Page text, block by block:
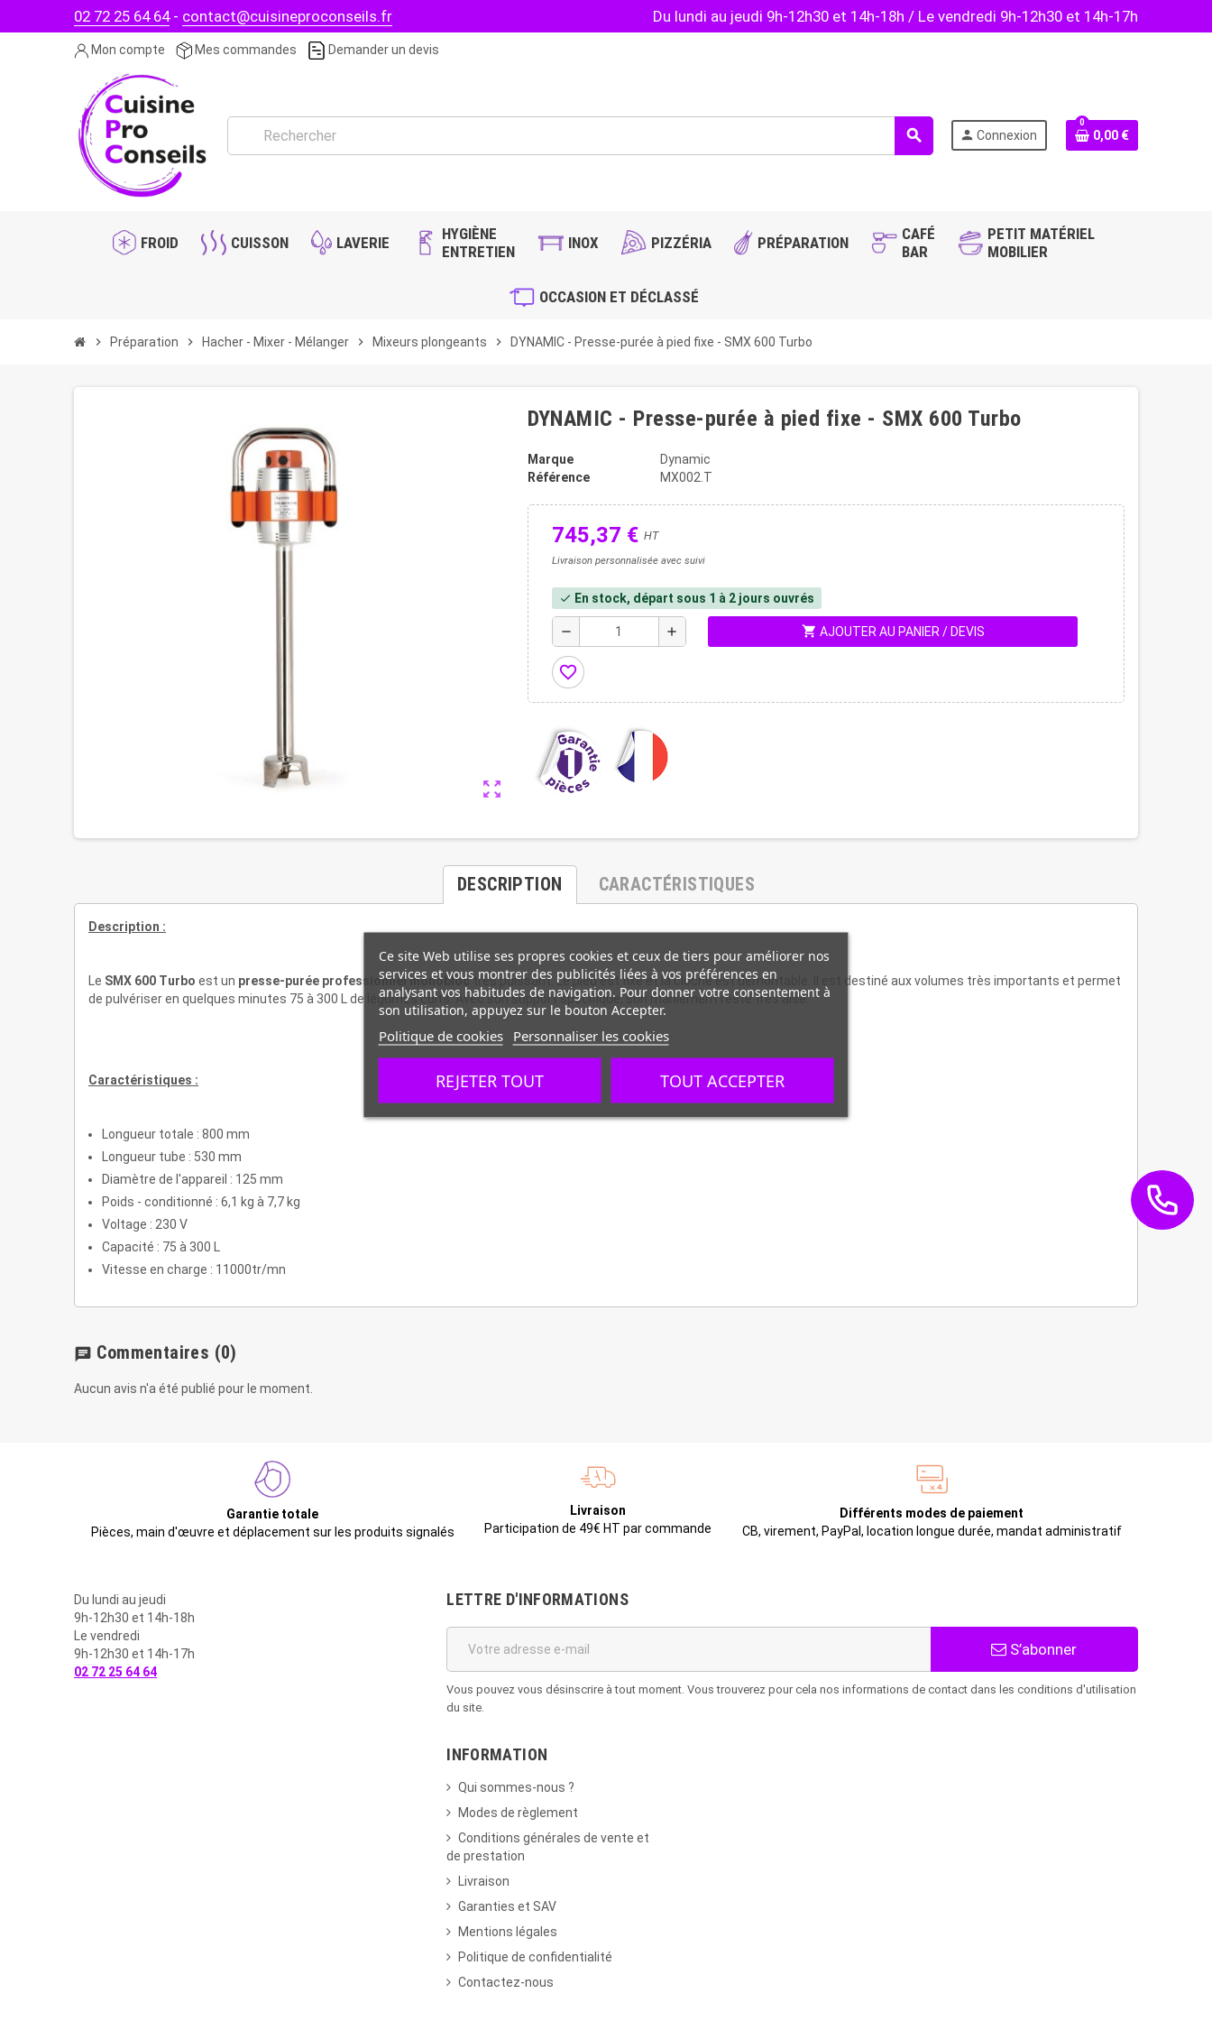
02 72 25 64 64- contact@cuisineproconseils.fr Du lundi au jeudi 9h-12h30 et 14h-18h / Le vendredi 9h-12h30 et 14h-17h
Mon compte Mes commandes Demander un devis
search person Connexion
0
0,00 €
FROID CUISSON LAVERIE
HYGIÈNE
ENTRETIEN
INOX PIZZÉRIA PRÉPARATION
CAFÉ
BAR
PETIT MATÉRIEL
MOBILIER
OCCASION ET DÉCLASSÉ
chevron_right Préparation chevron_right Hacher - Mixer - Mélanger chevron_right Mixeurs plongeants chevron_right DYNAMIC - Presse-purée à pied fixe - SMX 600 Turbo
zoom_out_map
DYNAMIC - Presse-purée à pied fixe - SMX 600 Turbo
Marque
Dynamic
Référence
MX002.T
745,37 € HT
Livraison personnalisée avec suivi
check En stock, départ sous 1 à 2 jours ouvrés
remove add shopping_cart AJOUTER AU PANIER / DEVIS
favorite_border
DESCRIPTION CARACTÉRISTIQUES
Description :
Le SMX 600 Turbo est un presse-purée professionnel monobloctrès puissant. Le pied est fixe et la cloche est démontable. Il est destiné aux volumes très importants et permet
de pulvériser en quelques minutes 75 à 300 L de légumes cuits. Avec son support spécifique, son maniement reste très aisé.
Caractéristiques :
Longueur totale : 800 mm
Longueur tube : 530 mm
Diamètre de l'appareil : 125 mm
Poids - conditionné : 6,1 kg à 7,7 kg
Voltage : 230 V
Capacité : 75 à 300 L
Vitesse en charge : 11000tr/mn
chat Commentaires (0)
Aucun avis n'a été publié pour le moment.
Garantie totale
Pièces, main d'œuvre et déplacement sur les produits signalés
Livraison
Participation de 49€ HT par commande
Différents modes de paiement
CB, virement, PayPal, location longue durée, mandat administratif
Du lundi au jeudi
9h-12h30 et 14h-18h
Le vendredi
9h-12h30 et 14h-17h
02 72 25 64 64
LETTRE D'INFORMATIONS
S’abonner
Vous pouvez vous désinscrire à tout moment. Vous trouverez pour cela nos informations de contact dans les conditions d'utilisation
du site.
INFORMATION
Qui sommes-nous ?
Modes de règlement
Conditions générales de vente et
de prestation
Livraison
Garanties et SAV
Mentions légales
Politique de confidentialité
Contactez-nous
Ce site Web utilise ses propres cookies et ceux de tiers pour améliorer nos
services et vous montrer des publicités liées à vos préférences en
analysant vos habitudes de navigation. Pour donner votre consentement à
son utilisation, appuyez sur le bouton Accepter.
Politique de cookies Personnaliser les cookies
REJETER TOUT TOUT ACCEPTER